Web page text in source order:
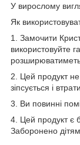
У вирослому
Як
1. Замочити
використовуйте
2. Цей продукт
зіпсується і
3. Ви повинні
4. Цей продукт є
Заборонено